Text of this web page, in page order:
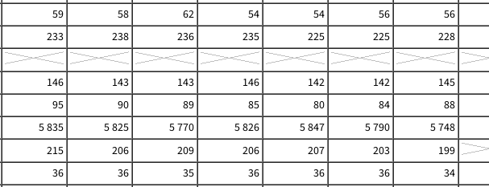
59 58 62 54 54 56
56
233 238 236 235 225 225
228
146 143 143 146 142 142
145
95 90 89 85 80 84
88
5 835 5 825 5 770 5 826 5 847 5 790
5 748
215 206 209 206 207 203
199
36 36 35 36 36 36
34